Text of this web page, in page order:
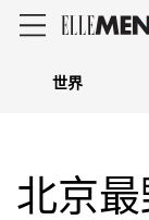
世界
北京